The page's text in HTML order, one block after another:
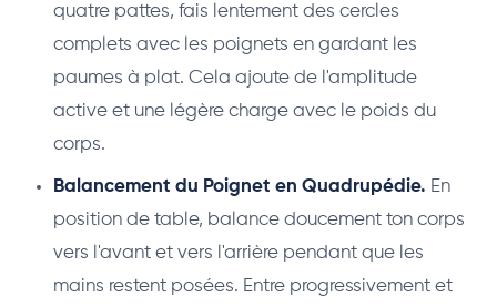
quatre pattes, fais lentement des cercles
complets avec les poignets en gardant les
paumes à plat. Cela ajoute de l'amplitude
active et une légère charge avec le poids du
corps.
Balancement du Poignet en Quadrupédie. En
position de table, balance doucement ton corps
vers l'avant et vers l'arrière pendant que les
mains restent posées. Entre progressivement et